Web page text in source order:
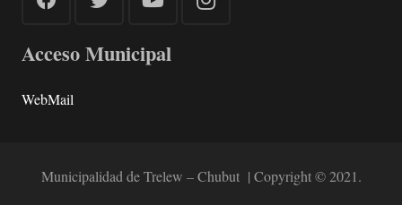
Acceso Municipal
WebMail
Municipalidad de Trelew – Chubut | Copyright © 2021.